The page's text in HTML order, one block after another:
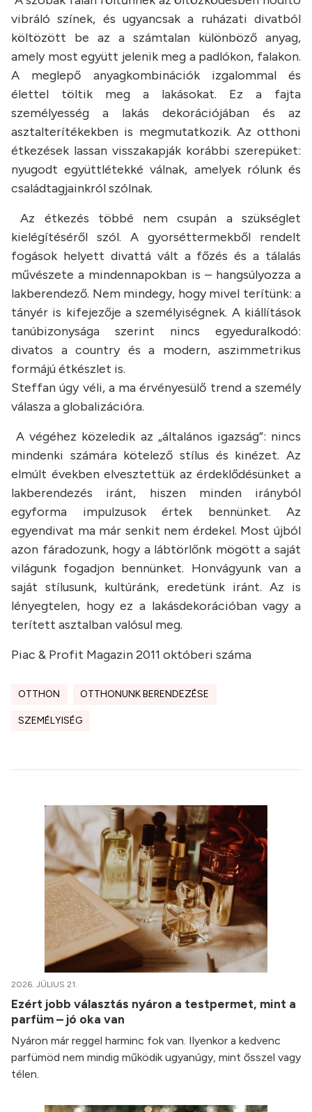
vibráló színek, és ugyancsak a ruházati divatból
költözött be az a számtalan különböző anyag,
amely most együtt jelenik meg a padlókon, falakon.
A meglepő anyagkombinációk izgalommal és
élettel töltik meg a lakásokat. Ez a fajta
személyesség a lakás dekorációjában és az
asztalterítékekben is megmutatkozik. Az otthoni
étkezések lassan visszakapják korábbi szerepüket:
nyugodt együttlétekké válnak, amelyek rólunk és
családtagjainkról szólnak.
Az étkezés többé nem csupán a szükséglet
kielégítéséről szól. A gyorséttermekből rendelt
fogások helyett divattá vált a főzés és a tálalás
művészete a mindennapokban is – hangsúlyozza a
lakberendező. Nem mindegy, hogy mivel terítünk: a
tányér is kifejezője a személyiségnek. A kiállítások
tanúbizonysága szerint nincs egyeduralkodó:
divatos a country és a modern, aszimmetrikus
formájú étkészlet is.
Steffan úgy véli, a ma érvényesülő trend a személy
válasza a globalizációra.
A végéhez közeledik az „általános igazság”: nincs
mindenki számára kötelező stílus és kinézet. Az
elmúlt években elvesztettük az érdeklődésünket a
lakberendezés iránt, hiszen minden irányból
egyforma impulzusok értek bennünket. Az
egyendivat ma már senkit nem érdekel. Most újból
azon fáradozunk, hogy a lábtörlőnk mögött a saját
világunk fogadjon bennünket. Honvágyunk van a
saját stílusunk, kultúránk, eredetünk iránt. Az is
lényegtelen, hogy ez a lakásdekorációban vagy a
terített asztalban valósul meg.
Piac & Profit Magazin 2011 októberi száma
OTTHON OTTHONUNK BERENDEZÉSE
SZEMÉLYISÉG
2026. JÚLIUS 21.
Ezért jobb választás nyáron a testpermet, mint a
parfüm – jó oka van
Nyáron már reggel harminc fok van. Ilyenkor a kedvenc
parfümöd nem mindig működik ugyanúgy, mint ősszel vagy
télen.